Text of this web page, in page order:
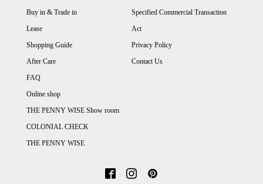
Buy in & Trade in
Lease
Shopping Guide
After Care
FAQ
Online shop
THE PENNY WISE Show room
COLONIAL CHECK
THE PENNY WISE
Specified Commercial Transaction
Act
Privacy Policy
Contact Us